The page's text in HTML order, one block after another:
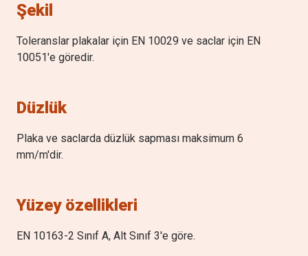
Şekil
Toleranslar plakalar için EN 10029 ve saclar için EN
10051'e göredir.
Düzlük
Plaka ve saclarda düzlük sapması maksimum 6
mm/m'dir.
Yüzey özellikleri
EN 10163-2 Sınıf A, Alt Sınıf 3'e göre.